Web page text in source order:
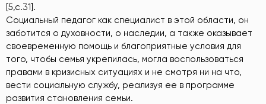
[5,с.31].
Социальный педагог как специалист в этой области, он
заботится о духовности, о наследии, а также оказывает
своевременную помощь и благоприятные условия для
того, чтобы семья укрепилась, могла воспользоваться
правами в кризисных ситуациях и не смотря ни на что,
вести социальную службу, реализуя ее в программе
развития становления семьи.